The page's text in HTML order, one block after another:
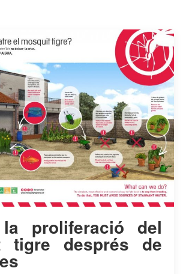
proliferació del
tigre després de